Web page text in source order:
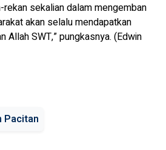
rekan sekalian dalam mengemban
akan selalu mendapatkan
Allah SWT,” pungkasnya. (Edwin
Pacitan